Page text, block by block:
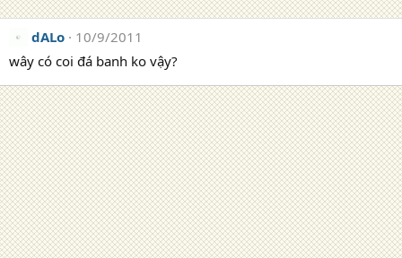
dALo
10/9/2011
wây có coi đá banh ko vậy?